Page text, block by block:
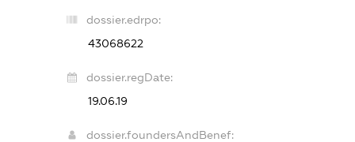
dossier.edrpo:
43068622
dossier.regDate:
19.06.19
dossier.foundersAndBenef: